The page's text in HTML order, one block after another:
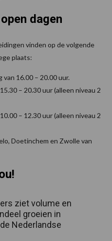
dagen
vinden op de volgende
plaats:
van 16.00 – 20.00 uur.
– 20.30 uur (alleen niveau 2
– 12.30 uur (alleen niveau 2
Doetinchem en Zwolle van
ziet volume en
groeien in
Nederlandse